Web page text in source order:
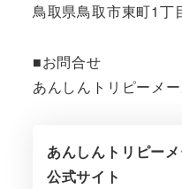
鳥取県鳥取市東町1丁
■お問合せ
あんしんトリピーメ
あんしんトリピー
公式サイト